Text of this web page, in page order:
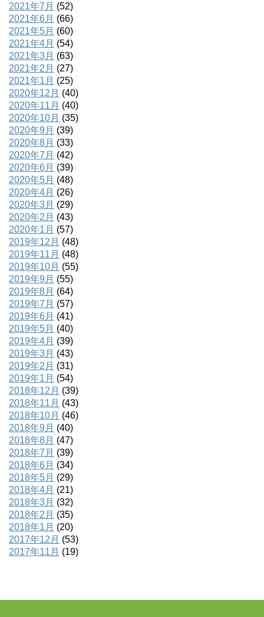
2021年7月 (52)
2021年6月 (66)
2021年5月 (60)
2021年4月 (54)
2021年3月 (63)
2021年2月 (27)
2021年1月 (25)
2020年12月 (40)
2020年11月 (40)
2020年10月 (35)
2020年9月 (39)
2020年8月 (33)
2020年7月 (42)
2020年6月 (39)
2020年5月 (48)
2020年4月 (26)
2020年3月 (29)
2020年2月 (43)
2020年1月 (57)
2019年12月 (48)
2019年11月 (48)
2019年10月 (55)
2019年9月 (55)
2019年8月 (64)
2019年7月 (57)
2019年6月 (41)
2019年5月 (40)
2019年4月 (39)
2019年3月 (43)
2019年2月 (31)
2019年1月 (54)
2018年12月 (39)
2018年11月 (43)
2018年10月 (46)
2018年9月 (40)
2018年8月 (47)
2018年7月 (39)
2018年6月 (34)
2018年5月 (29)
2018年4月 (21)
2018年3月 (32)
2018年2月 (35)
2018年1月 (20)
2017年12月 (53)
2017年11月 (19)